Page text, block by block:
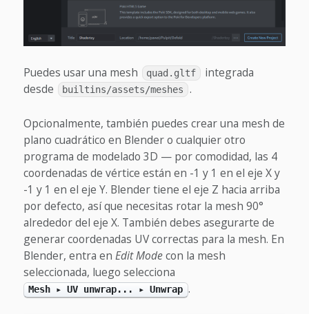
Puedes usar una mesh quad.gltf
integrada
desde
builtins/assets/meshes .
Opcionalmente, también puedes crear una mesh de
plano cuadrático en Blender o cualquier otro
programa de modelado 3D — por comodidad, las 4
coordenadas de vértice están en -1 y 1 en el eje X y
-1 y 1 en el eje Y. Blender tiene el eje Z hacia arriba
por defecto, así que necesitas rotar la mesh 90°
alrededor del eje X. También debes asegurarte de
generar coordenadas UV correctas para la mesh. En
Blender, entra en Edit Modecon la mesh
seleccionada, luego selecciona
Mesh ▸ UV unwrap... ▸ Unwrap .